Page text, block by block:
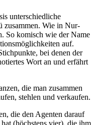
unterschiedliche
zusammen. Wie in Nur-
So komisch wie der Name
auf.
bei denen der
Wort an und erfährt
die man zusammen
stehlen und verkaufen.
die den Agenten darauf
(höchstens vier), die ihm